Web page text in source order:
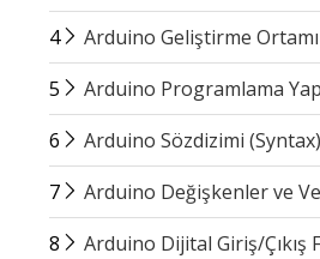
4
Arduino Geliştirme Ortamı
5
Arduino Programlama
6
Arduino Sözdizimi (Syntax)
7
Arduino Değişkenler ve
8
Arduino Dijital Giriş/Çıkış